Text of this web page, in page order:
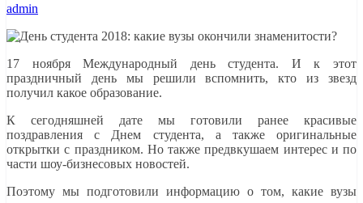
admin
17 ноября Международный день студента. И к этот
праздничный день мы решили вспомнить, кто из звезд
получил какое образование.
К сегодняшней дате мы готовили ранее красивые
поздравления с Днем студента, а также оригинальные
открытки с праздником. Но также предвкушаем интерес и по
части шоу-бизнесовых новостей.
Поэтому мы подготовили информацию о том, какие вузы